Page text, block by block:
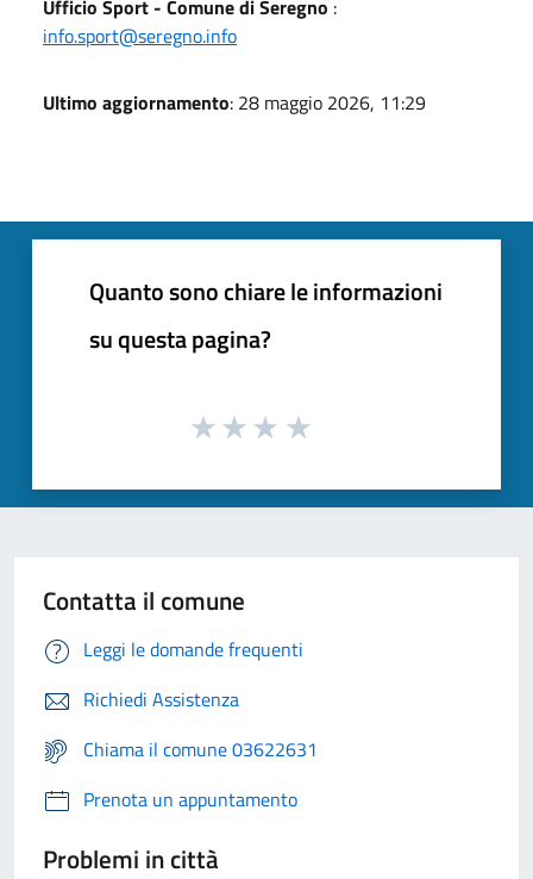
Ufficio Sport - Comune di Seregno :
info.sport@seregno.info
Ultimo aggiornamento: 28 maggio 2026, 11:29
Quanto sono chiare le informazioni
su questa pagina?
Contatta il comune
Leggi le domande frequenti
Richiedi Assistenza
Chiama il comune 03622631
Prenota un appuntamento
Problemi in città